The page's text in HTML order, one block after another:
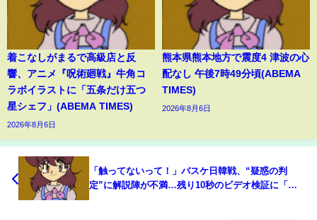
着こなしがまるで高級店と反
響、アニメ『呪術廻戦』牛角コ
ラボイラストに「五条だけ五つ
星シェフ」(ABEMA TIMES)
2026年8月6日
熊本県熊本地方で震度4 津波の心
配なし 午後7時49分頃(ABEMA
TIMES)
2026年8月6日
「触ってないって！」バスケ日韓戦、“疑惑の判
定”に解説陣が不満…残り10秒のビデオ検証に「ほ